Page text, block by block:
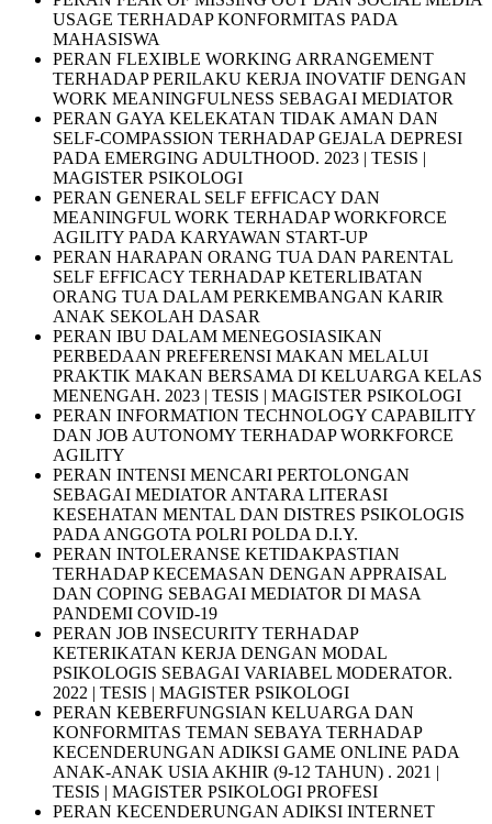
USAGE TERHADAP KONFORMITAS PADA
MAHASISWA
PERAN FLEXIBLE WORKING ARRANGEMENT
TERHADAP PERILAKU KERJA INOVATIF DENGAN
WORK MEANINGFULNESS SEBAGAI MEDIATOR
PERAN GAYA KELEKATAN TIDAK AMAN DAN
SELF-COMPASSION TERHADAP GEJALA DEPRESI
PADA EMERGING ADULTHOOD. 2023 | TESIS |
MAGISTER PSIKOLOGI
PERAN GENERAL SELF EFFICACY DAN
MEANINGFUL WORK TERHADAP WORKFORCE
AGILITY PADA KARYAWAN START-UP
PERAN HARAPAN ORANG TUA DAN PARENTAL
SELF EFFICACY TERHADAP KETERLIBATAN
ORANG TUA DALAM PERKEMBANGAN KARIR
ANAK SEKOLAH DASAR
PERAN IBU DALAM MENEGOSIASIKAN
PERBEDAAN PREFERENSI MAKAN MELALUI
PRAKTIK MAKAN BERSAMA DI KELUARGA KELAS
MENENGAH. 2023 | TESIS | MAGISTER PSIKOLOGI
PERAN INFORMATION TECHNOLOGY CAPABILITY
DAN JOB AUTONOMY TERHADAP WORKFORCE
AGILITY
PERAN INTENSI MENCARI PERTOLONGAN
SEBAGAI MEDIATOR ANTARA LITERASI
KESEHATAN MENTAL DAN DISTRES PSIKOLOGIS
PADA ANGGOTA POLRI POLDA D.I.Y.
PERAN INTOLERANSE KETIDAKPASTIAN
TERHADAP KECEMASAN DENGAN APPRAISAL
DAN COPING SEBAGAI MEDIATOR DI MASA
PANDEMI COVID-19
PERAN JOB INSECURITY TERHADAP
KETERIKATAN KERJA DENGAN MODAL
PSIKOLOGIS SEBAGAI VARIABEL MODERATOR.
2022 | TESIS | MAGISTER PSIKOLOGI
PERAN KEBERFUNGSIAN KELUARGA DAN
KONFORMITAS TEMAN SEBAYA TERHADAP
KECENDERUNGAN ADIKSI GAME ONLINE PADA
ANAK-ANAK USIA AKHIR (9-12 TAHUN) . 2021 |
TESIS | MAGISTER PSIKOLOGI PROFESI
PERAN KECENDERUNGAN ADIKSI INTERNET